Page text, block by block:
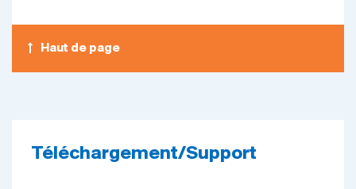
Haut de page
Téléchargement/Support